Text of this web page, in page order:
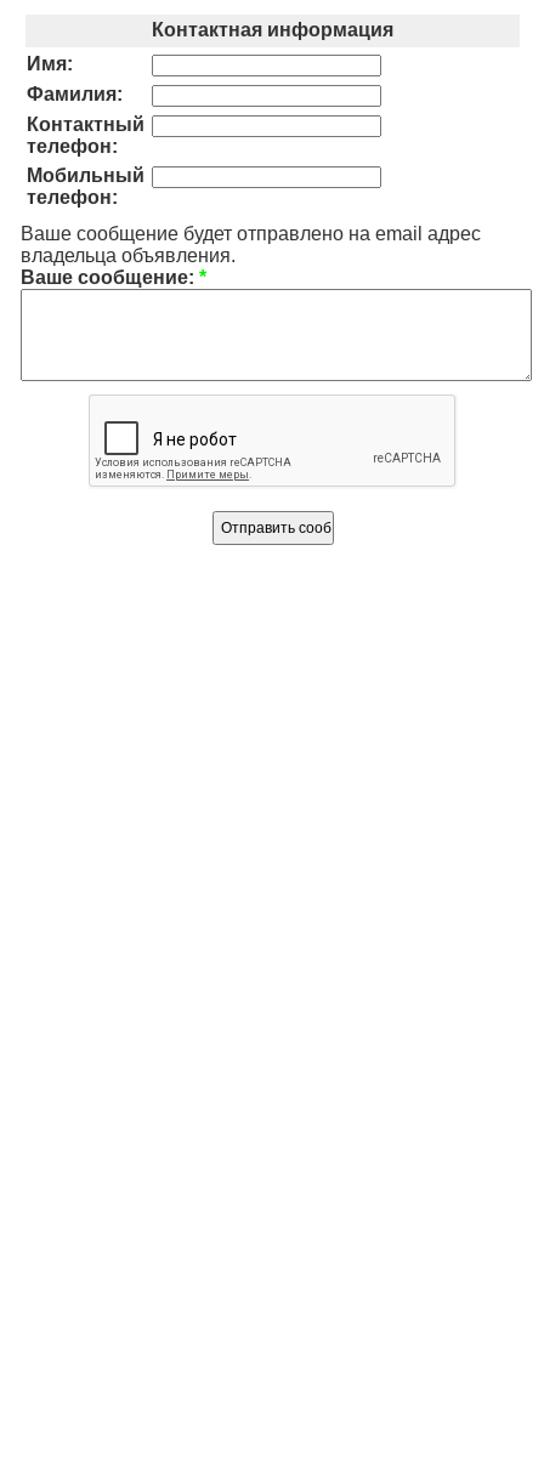
Контактная информация
Имя:
Фамилия:
Контактный
телефон:
Мобильный
телефон:
Ваше сообщение будет отправлено на email адрес
владельца объявления.
Ваше сообщение: *